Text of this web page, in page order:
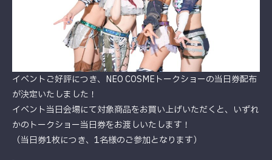
イベントご好評につき、NEO COSMEトークショーの当日券配布
が決定いたしました！
イベント当日会場にて対象商品をお買い上げいただくと、いずれ
かのトークショー当日券をお渡しいたします！
（当日券1枚につき、1名様のご参加となります）